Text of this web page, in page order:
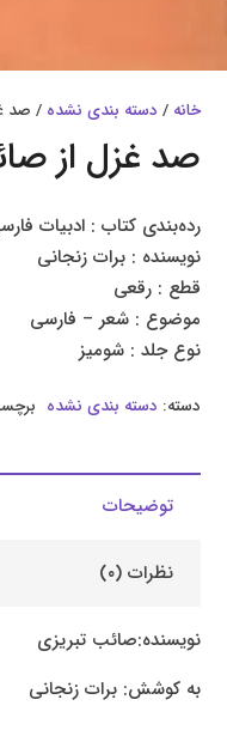
خانه / دسته بندی نشده / صد
صد غزل از
رده‌بندی کتاب : ادبیات
نویسنده : برات زنجانی
قطع : رقعی
موضوع : شعر – فارسی
نوع جلد : شومیز
دسته: دسته بندی نشده
توضیحات
نظرات (۰)
نویسنده:صائب تبریزی
به کوشش: برات زنجانی